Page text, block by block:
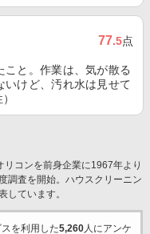
77.5点
こと。作業は、気が散る
いけど、汚れ水は見せて
コンを前身企業に1967年より
調査を開始。ハウスクリーニン
しています。
を利用した5,260人にアンケ